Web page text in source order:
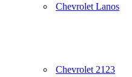
Chevrolet Lanos
Chevrolet 2123